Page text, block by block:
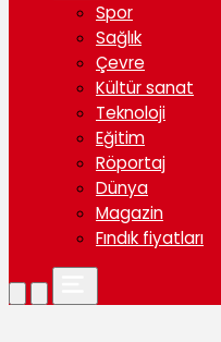
Spor
Sağlık
Çevre
Kültür sanat
Teknoloji
Eğitim
Röportaj
Dünya
Magazin
Fındık fiyatları